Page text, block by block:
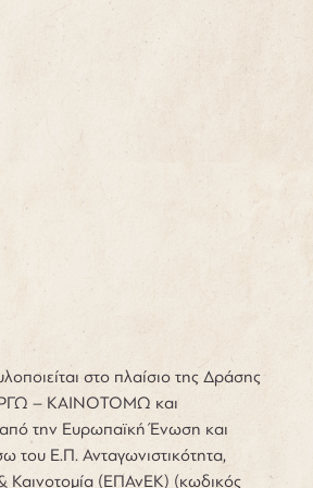
στο πλαίσιο της Δράσης
– ΚΑΙΝΟΤΟΜΩ και
από την Ευρωπαϊκή Ένωση και
του Ε.Π. Ανταγωνιστικότητα,
Καινοτομία (ΕΠΑνΕΚ) (κωδικός